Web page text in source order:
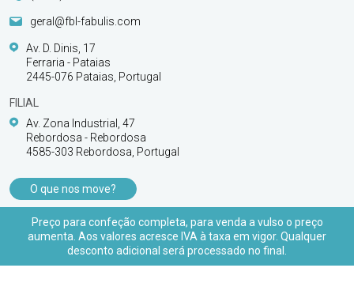
geral@fbl-fabulis.com
Av. D. Dinis, 17
Ferraria - Pataias
2445-076 Pataias, Portugal
FILIAL
Av. Zona Industrial, 47
Rebordosa - Rebordosa
4585-303 Rebordosa, Portugal
O que nos move?
PRODUTOS
APOIO AO CLIENTE
Preço para confeção completa, para venda a vulso o preço
aumenta. Aos valores acresce IVA à taxa em vigor. Qualquer
desconto adicional será processado no final.